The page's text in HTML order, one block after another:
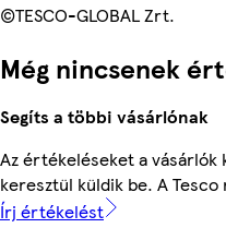
©TESCO-GLOBAL Zrt.
Még nincsenek
Segíts a többi vásárlónak
Az értékeléseket a vásárlók
keresztül küldik be. A
Írj értékelést